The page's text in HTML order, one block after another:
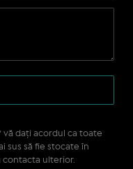
vă daţi acordul ca toate
sus să fie stocate în
contacta ulterior.